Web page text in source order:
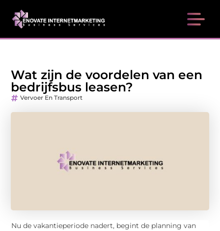
Wat zijn de voordelen van een
bedrijfsbus leasen?
Vervoer En Transport
Nu de vakantieperiode nadert, begint de planning van